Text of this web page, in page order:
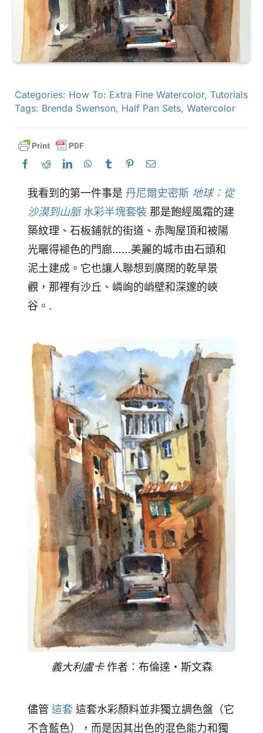
部落格
尋找零售商
聯絡我們
訂閱
Categories: How To: Extra Fine Watercolor, Tutorials
Tags: Brenda Swenson, Half Pan Sets, Watercolor
我看到的第一件事是 丹尼爾史密斯 地球：從
沙漠到山脈水彩半塊套裝 那是飽經風霜的建
築紋理、石板鋪就的街道、赤陶屋頂和被陽
光曬得褪色的門廊……美麗的城市由石頭和
泥土建成。它也讓人聯想到廣闊的乾旱景
觀，那裡有沙丘、嶙峋的峭壁和深邃的峽
谷。.
義大利盧卡作者：布倫達‧斯文森
儘管這套 這套水彩顏料並非獨立調色盤（它
不含藍色），而是因其出色的混色能力和獨